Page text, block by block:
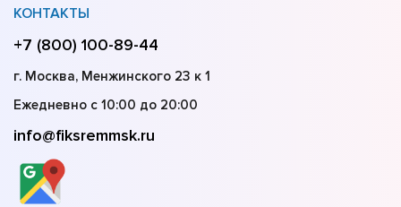
КОНТАКТЫ
+7 (800) 100-89-44
г. Москва, Менжинского 23 к 1
Ежедневно с 10:00 до 20:00
info@fiksremmsk.ru